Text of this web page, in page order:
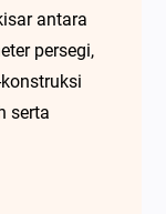
antara
persegi,
serta